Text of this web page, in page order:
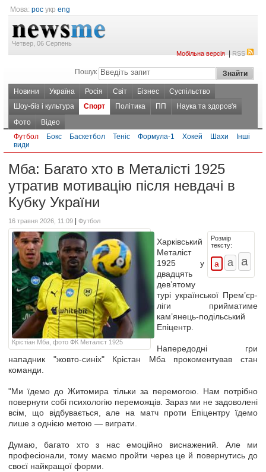
Мова: рос укр eng
Четвер, 06 Серпень
Мобільна версія|RSS
Пошук
Новини Україна Росія Світ Бізнес
Суспільство
Шоу-біз і культура
Спорт Політика ПП
Наука та здоров'я
Фото
Відео
Футбол
Бокс Баскетбол Теніс Формула-1 Хокей Шахи
Інші
види
Мба: Багато хто в Металісті 1925
утратив мотивацію після невдачі в
Кубку України
16 травня 2026, 11:09 Футбол
Крістіан Мба, фото ФК Металіст 1925
Розмір
тексту:
Харківський
Металіст
1925 у
двадцять
дев’ятому
турі української Прем’єр-
ліги прийматиме
кам’янець-подільський
Епіцентр.
Напередодні гри
нападник "жовто-синіх" Крістан Мба прокоментував стан
команди.
"Ми їдемо до Житомира тільки за перемогою. Нам потрібно
повернути собі психологію переможців. Зараз ми не задоволені
всім, що відбувається, але на матч проти Епіцентру їдемо
лише з однією метою — виграти.
Думаю, багато хто з нас емоційно виснажений. Але ми
професіонали, тому маємо пройти через це й повернутись до
своєї найкращої форми.